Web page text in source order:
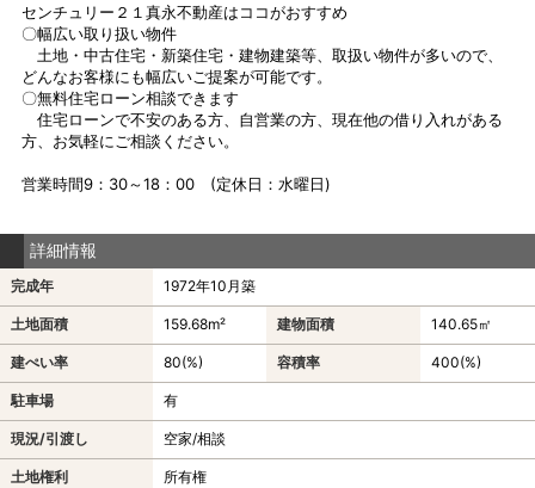
センチュリー２１真永不動産はココがおすすめ
〇幅広い取り扱い物件
土地・中古住宅・新築住宅・建物建築等、取扱い物件が多いので、
どんなお客様にも幅広いご提案が可能です。
〇無料住宅ローン相談できます
住宅ローンで不安のある方、自営業の方、現在他の借り入れがある
方、お気軽にご相談ください。
営業時間9：30～18：00 (定休日：水曜日)
詳細情報
完成年 1972年10月築
土地面積 159.68m² 建物面積 140.65㎡
建ぺい率 80(%) 容積率 400(%)
駐車場 有
現況/引渡し 空家/相談
土地権利 所有権